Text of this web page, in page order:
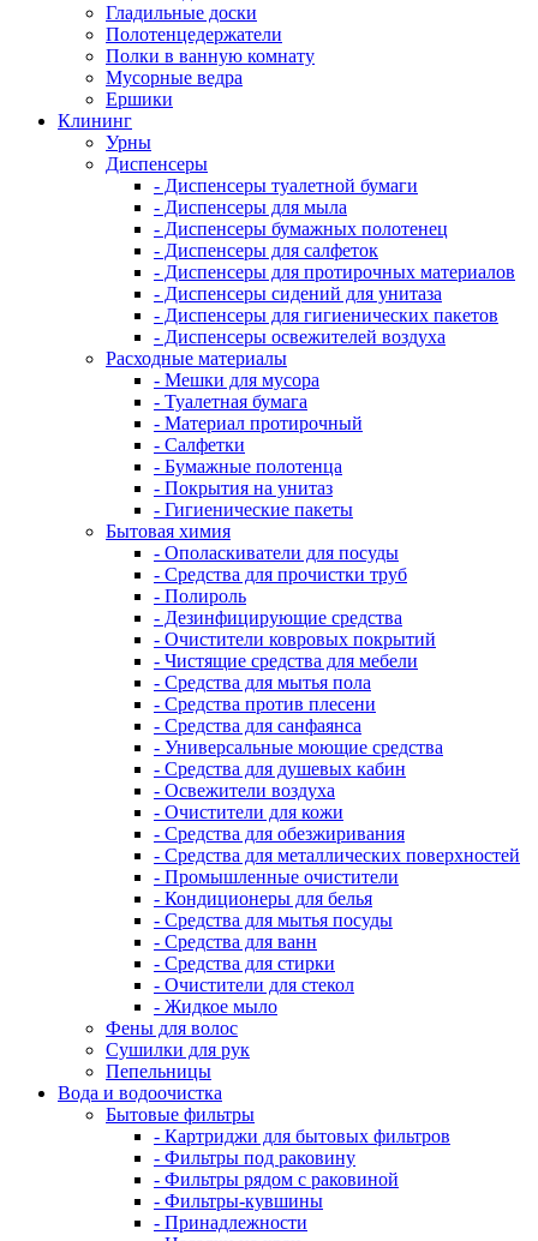
Гладильные доски
Полотенцедержатели
Полки в ванную комнату
Мусорные ведра
Ершики
Клининг
Урны
Диспенсеры
- Диспенсеры туалетной бумаги
- Диспенсеры для мыла
- Диспенсеры бумажных полотенец
- Диспенсеры для салфеток
- Диспенсеры для протирочных материалов
- Диспенсеры сидений для унитаза
- Диспенсеры для гигиенических пакетов
- Диспенсеры освежителей воздуха
Расходные материалы
- Мешки для мусора
- Туалетная бумага
- Материал протирочный
- Салфетки
- Бумажные полотенца
- Покрытия на унитаз
- Гигиенические пакеты
Бытовая химия
- Ополаскиватели для посуды
- Средства для прочистки труб
- Полироль
- Дезинфицирующие средства
- Очистители ковровых покрытий
- Чистящие средства для мебели
- Средства для мытья пола
- Средства против плесени
- Средства для санфаянса
- Универсальные моющие средства
- Средства для душевых кабин
- Освежители воздуха
- Очистители для кожи
- Средства для обезжиривания
- Средства для металлических поверхностей
- Промышленные очистители
- Кондиционеры для белья
- Средства для мытья посуды
- Средства для ванн
- Средства для стирки
- Очистители для стекол
- Жидкое мыло
Фены для волос
Сушилки для рук
Пепельницы
Вода и водоочистка
Бытовые фильтры
- Картриджи для бытовых фильтров
- Фильтры под раковину
- Фильтры рядом с раковиной
- Фильтры-кувшины
- Принадлежности